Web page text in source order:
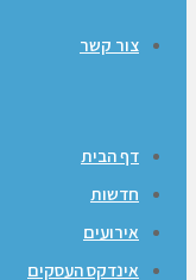
צור קשר
דף הבית
חדשות
אירועים
אינדקס העסקים